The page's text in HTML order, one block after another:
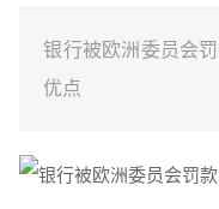
银行被欧洲委员会
优点